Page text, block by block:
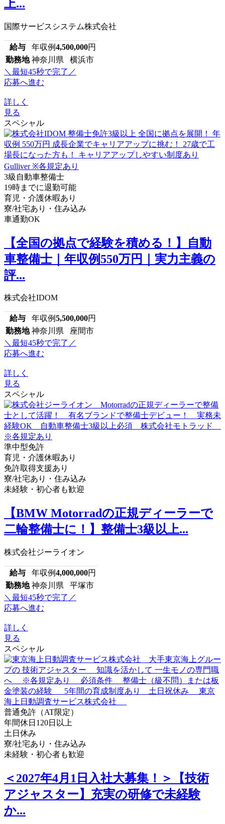
上...
国際サービスシステム株式会社
給与 年収例4,500,000円
勤務地 神奈川県 横浜市
＼最短45秒で完了／
応募へ進む
詳しく
見る
スペシャル
3級自動車整備士
19時までに退勤可能
育児・介護休暇あり
寮/社宅あり・住み込み
車通勤OK
【全国の拠点で経験を積める！】自動
車整備士｜年収例550万円｜実力主義の
評...
株式会社IDOM
給与 年収例5,500,000円
勤務地 神奈川県 座間市
＼最短45秒で完了／
応募へ進む
詳しく
見る
スペシャル
準中型免許
育児・介護休暇あり
免許取得支援あり
寮/社宅あり・住み込み
未経験・初心者も歓迎
【BMW Motorradの正規ディーラーで
二輪整備士に！】整備士3級以上...
株式会社ジーライオン
給与 年収例4,000,000円
勤務地 神奈川県 平塚市
＼最短45秒で完了／
応募へ進む
詳しく
見る
スペシャル
普通免許（AT限定）
年間休日120日以上
土日休み
寮/社宅あり・住み込み
未経験・初心者も歓迎
＜2027年4月1日入社大募集！＞【技術
アジャスター】充実の研修で未経験
か...